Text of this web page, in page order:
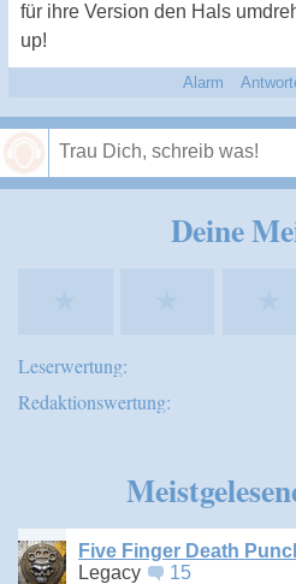
für ihre Version den Hals
up!
Alarm
Deine
Leserwertung:
Redaktionswertung:
Five Finger Death
Legacy
15